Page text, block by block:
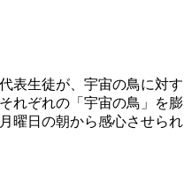
表生徒が、宇宙の鳥に対す
れぞれの「宇宙の鳥」を膨
曜日の朝から感心させられ